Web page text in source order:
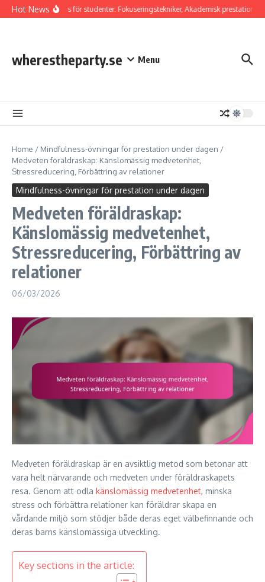
Skip to content
Hot News
Mindfulness för studenter: Fokuseringstekniker, Akademisk prestation,
wherestheparty.se Menu
Home / Mindfulness-övningar för prestation under dagen /
Medveten föräldraskap: Känslomässig medvetenhet,
Stressreducering, Förbättring av relationer
Mindfulness-övningar för prestation under dagen
Medveten föräldraskap:
Känslomässig medvetenhet,
Stressreducering, Förbättring av
relationer
06/03/2026
Medveten föräldraskap är en avsiktlig metod som betonar att
vara helt närvarande och medveten under föräldraskapets
resa. Genom att odla känslomässig medvetenhet, minska
stress och förbättra relationer kan föräldrar skapa en
vårdande miljö som stödjer både deras eget välbefinnande och
deras barns känslomässiga utveckling.
Key sections in the article: